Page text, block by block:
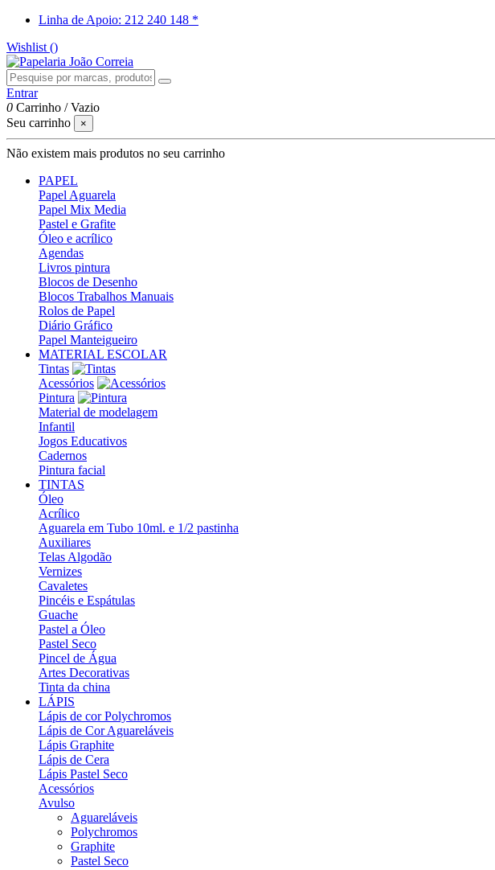
Linha de Apoio: 212 240 148 *
Wishlist ()
Entrar
0 Carrinho /Vazio
Seu carrinho
×
Não existem mais produtos no seu carrinho
PAPEL
Papel Aguarela
Papel Mix Media
Pastel e Grafite
Óleo e acrílico
Agendas
Livros pintura
Blocos de Desenho
Blocos Trabalhos Manuais
Rolos de Papel
Diário Gráfico
Papel Manteigueiro
MATERIAL ESCOLAR
Tintas
Acessórios
Pintura
Material de modelagem
Infantil
Jogos Educativos
Cadernos
Pintura facial
TINTAS
Óleo
Acrílico
Aguarela em Tubo 10ml. e 1/2 pastinha
Auxiliares
Telas Algodão
Vernizes
Cavaletes
Pincéis e Espátulas
Guache
Pastel a Óleo
Pastel Seco
Pincel de Água
Artes Decorativas
Tinta da china
LÁPIS
Lápis de cor Polychromos
Lápis de Cor Aguareláveis
Lápis Graphite
Lápis de Cera
Lápis Pastel Seco
Acessórios
Avulso
Aguareláveis
Polychromos
Graphite
Pastel Seco